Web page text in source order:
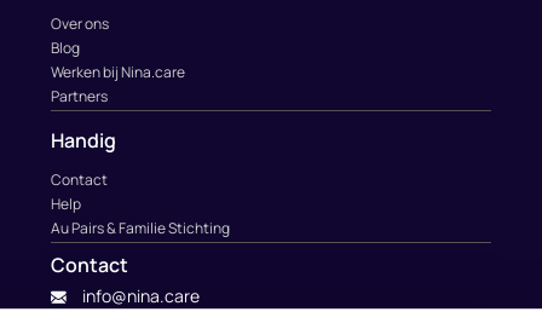
Over ons
Blog
Werken bij Nina.care
Partners
Handig
Contact
Help
Au Pairs & Familie Stichting
Contact
info@nina.care